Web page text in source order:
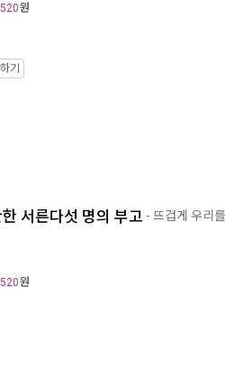
520원
기
서른다섯 명의 부고 - 뜨겁게 우리를
520원